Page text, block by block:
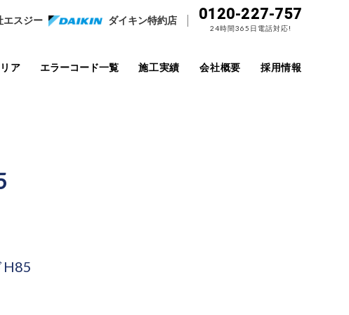
エスジー ダイキン特約店 0120-227-757
24時間365日電話対応!
ア エラーコード一覧 施工実績 会社概要 採用情報
H85